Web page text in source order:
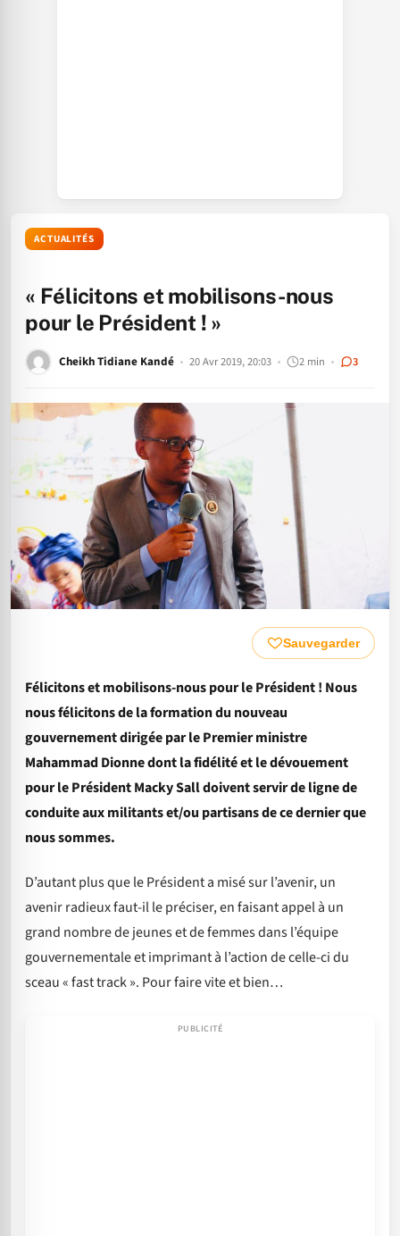
ACTUALITÉS
« Félicitons et mobilisons-nous
pour le Président ! »
Cheikh Tidiane Kandé 20 Avr 2019, 20:03 2 min 3
Sauvegarder
Félicitons et mobilisons-nous pour le Président ! Nous
nous félicitons de la formation du nouveau
gouvernement dirigée par le Premier ministre
Mahammad Dionne dont la fidélité et le dévouement
pour le Président Macky Sall doivent servir de ligne de
conduite aux militants et/ou partisans de ce dernier que
nous sommes.
D’autant plus que le Président a misé sur l’avenir, un
avenir radieux faut-il le préciser, en faisant appel à un
grand nombre de jeunes et de femmes dans l’équipe
gouvernementale et imprimant à l’action de celle-ci du
sceau « fast track ». Pour faire vite et bien…